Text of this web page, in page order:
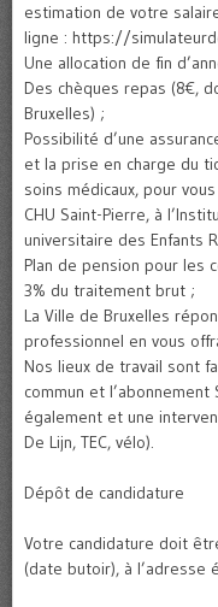
estimation de votre
ligne : https://
Une allocation de fin
Des chèques repas (8€,
Bruxelles) ;
Possibilité d’une
et la prise en charge du
soins médicaux, pour
CHU Saint-Pierre, à
universitaire des Enfants
Plan de pension pour les
3% du traitement brut ;
La Ville de Bruxelles
professionnel en vous
Nos lieux de travail sont
commun et
également et une
De Lijn, TEC, vélo).
Dépôt de candidature
Votre candidature doit
(date butoir), à l’adresse